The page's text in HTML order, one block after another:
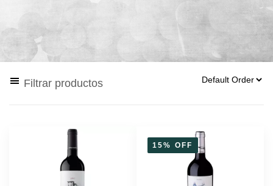
Filtrar productos
15% OFF